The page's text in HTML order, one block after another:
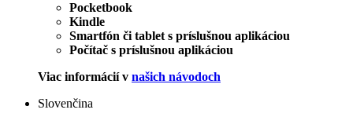
Pocketbook
Kindle
Smartfón či tablet s príslušnou aplikáciou
Počítač s príslušnou aplikáciou
Viac informácií v našich návodoch
Slovenčina